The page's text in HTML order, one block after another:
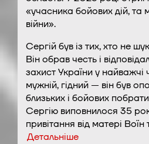
«учасника бойових дій, та
війни».
Сергій був із тих, хто не
Він обрав честь і
захист України у найважчі
мужній, гідний — він був
близьких і бойових
Сергію виповнилося 35
привітання від матері
Детальніше